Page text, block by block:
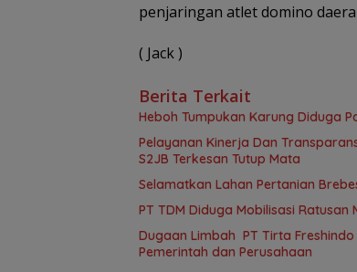
penjaringan atlet domino
( Jack )
Berita Terkait
Heboh Tumpukan Karung Diduga
Pelayanan Kinerja Dan
S2JB Terkesan Tutup Mata
Selamatkan Lahan Pertanian
PT TDM Diduga Mobilisasi Ratusan
Dugaan Limbah PT Tirta
Pemerintah dan Perusahaan